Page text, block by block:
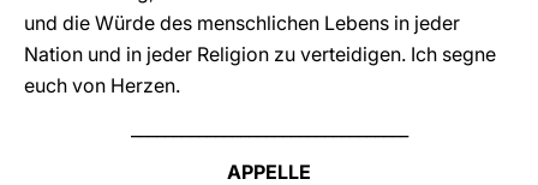
und die Würde des menschlichen Lebens in jeder
Nation und in jeder Religion zu verteidigen. Ich segne
euch von Herzen.
APPELLE